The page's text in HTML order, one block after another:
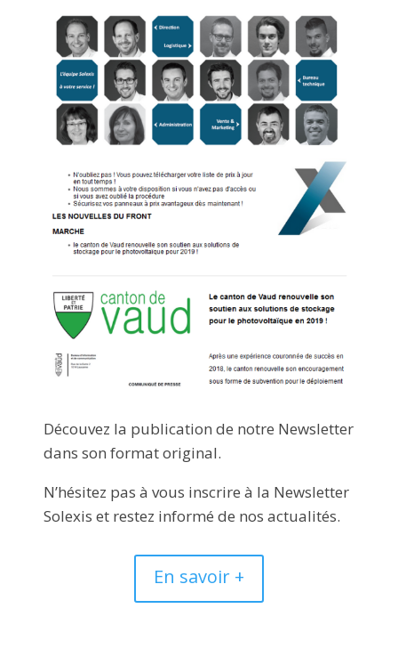
Découvez la publication de notre Newsletter
dans son format original.
N’hésitez pas à vous inscrire à la Newsletter
Solexis et restez informé de nos actualités.
En savoir +